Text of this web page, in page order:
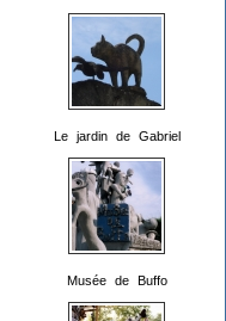
Le jardin de Gabriel
Musée de Buffo